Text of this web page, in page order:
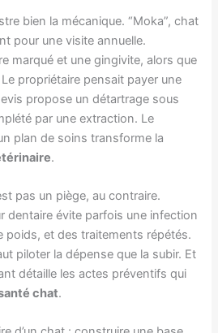
bien la mécanique. “Moka”, chat
pour une visite annuelle.
marqué et une gingivite, alors que
propriétaire pensait payer une
propose un détartrage sous
par une extraction. Le
plan de soins transforme la
.
pas un piège, au contraire.
dentaire évite parfois une infection
poids, et des traitements répétés.
piloter la dépense que la subir. Et
détaille les actes préventifs qui
chat.